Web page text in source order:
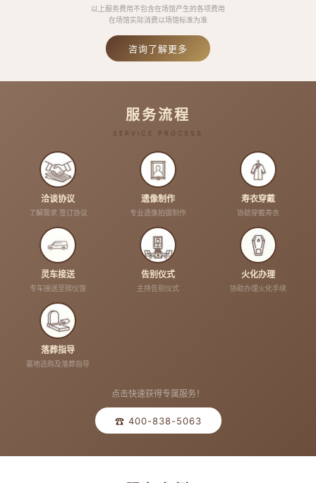
以上服务费用不包含在场馆产生的各项费用
在场馆实际消费以场馆标准为准
咨询了解更多
服务流程
SERVICE PROCESS
洽谈协议
了解需求 签订协议
遗像制作
专业遗像拍摄制作
寿衣穿戴
协助穿戴寿衣
灵车接送
专车接送至殡仪馆
告别仪式
主持告别仪式
火化办理
协助办理火化手续
落葬指导
墓地选购及落葬指导
点击快速获得专属服务！
☎ 400-838-5063